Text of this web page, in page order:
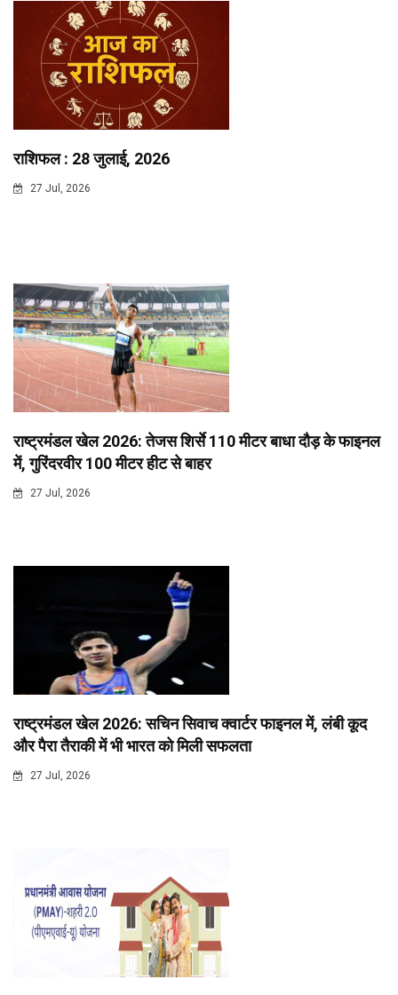
राशिफल : 28 जुलाई, 2026
27 Jul, 2026
राष्ट्रमंडल खेल 2026: तेजस शिर्से 110 मीटर बाधा दौड़ के फाइनल
में, गुरिंदरवीर 100 मीटर हीट से बाहर
27 Jul, 2026
राष्ट्रमंडल खेल 2026: सचिन सिवाच क्वार्टर फाइनल में, लंबी कूद
और पैरा तैराकी में भी भारत को मिली सफलता
27 Jul, 2026